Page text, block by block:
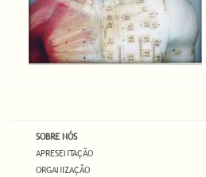
SOBRE NÓS
APRESENTAÇÃO
ORGANIZAÇÃO